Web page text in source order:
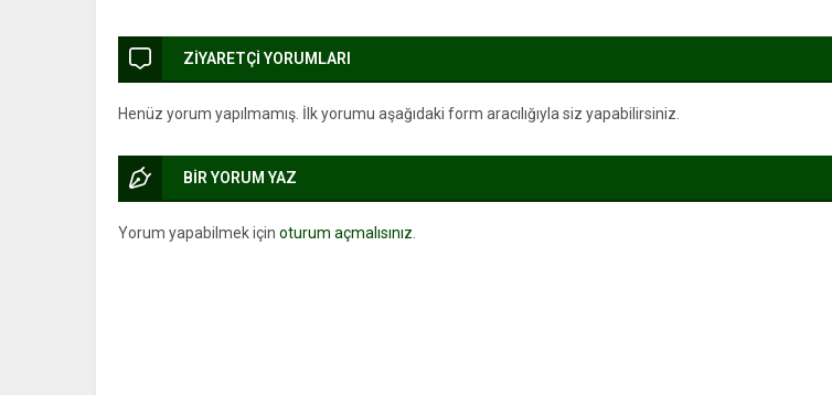
ZİYARETÇİ YORUMLARI
Henüz yorum yapılmamış. İlk yorumu aşağıdaki form aracılığıyla siz yapabilirsiniz.
BİR YORUM YAZ
Yorum yapabilmek için oturum açmalısınız.